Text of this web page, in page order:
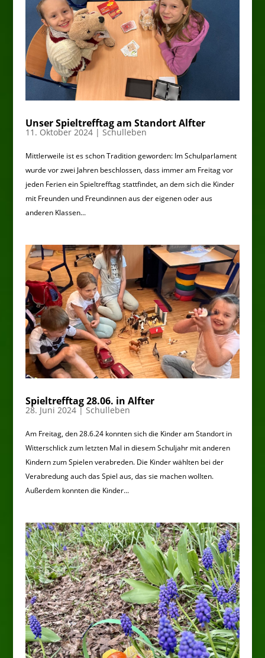
Unser Spieltrefftag am Standort Alfter
11. Oktober 2024| Schulleben
Mittlerweile ist es schon Tradition geworden: Im Schulparlament
wurde vor zwei Jahren beschlossen, dass immer am Freitag vor
jeden Ferien ein Spieltrefftag stattfindet, an dem sich die Kinder
mit Freunden und Freundinnen aus der eigenen oder aus
anderen Klassen...
Spieltrefftag 28.06. in Alfter
28. Juni 2024| Schulleben
Am Freitag, den 28.6.24 konnten sich die Kinder am Standort in
Witterschlick zum letzten Mal in diesem Schuljahr mit anderen
Kindern zum Spielen verabreden. Die Kinder wählten bei der
Verabredung auch das Spiel aus, das sie machen wollten.
Außerdem konnten die Kinder...